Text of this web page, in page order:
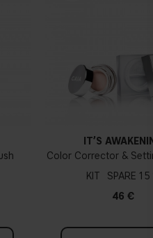
goldener teint
IT’S
Color Corrector &
KIT
15
46 €